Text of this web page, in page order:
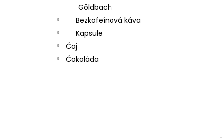
Göldbach
Bezkofeínová káva
Kapsule
Čaj
Čokoláda